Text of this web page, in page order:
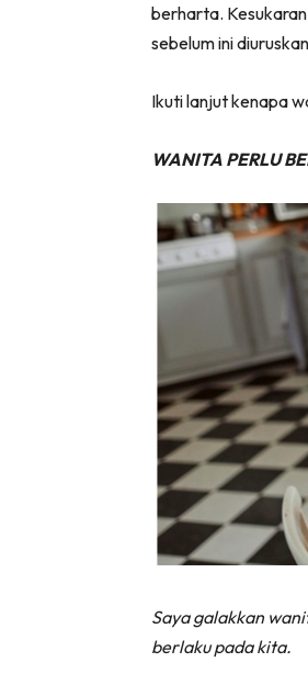
berharta.
sebelum ini
Ikuti lanjut kenapa
WANITA PERLU
Saya galakkan
berlaku pada kita.